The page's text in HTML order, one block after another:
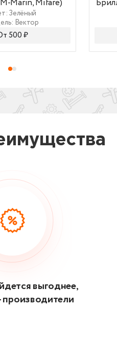
Marin, Mifare)
Зелёный
Вектор
От 500 ₽
выгоднее,
производители